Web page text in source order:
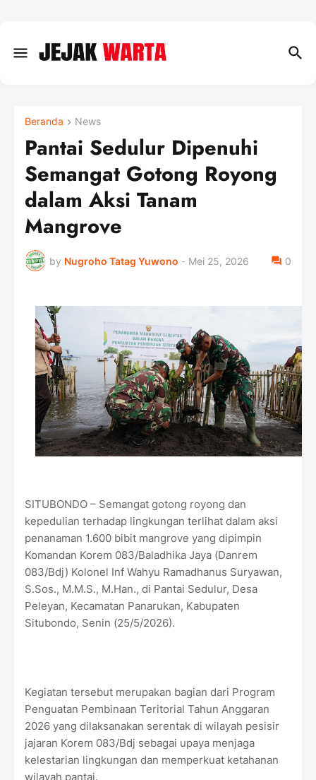
Beranda News
Pantai Sedulur Dipenuhi
Semangat Gotong Royong
dalam Aksi Tanam
Mangrove
by Nugroho Tatag Yuwono - Mei 25, 2026 0
SITUBONDO – Semangat gotong royong dan
kepedulian terhadap lingkungan terlihat dalam aksi
penanaman 1.600 bibit mangrove yang dipimpin
Komandan Korem 083/Baladhika Jaya (Danrem
083/Bdj) Kolonel Inf Wahyu Ramadhanus Suryawan,
S.Sos., M.M.S., M.Han., di Pantai Sedulur, Desa
Peleyan, Kecamatan Panarukan, Kabupaten
Situbondo, Senin (25/5/2026).
Kegiatan tersebut merupakan bagian dari Program
Penguatan Pembinaan Teritorial Tahun Anggaran
2026 yang dilaksanakan serentak di wilayah pesisir
jajaran Korem 083/Bdj sebagai upaya menjaga
kelestarian lingkungan dan memperkuat ketahanan
wilayah pantai.